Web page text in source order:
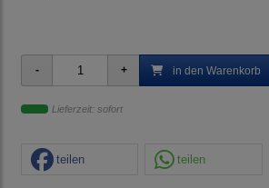
in den Warenkorb
Lieferzeit: sofort
teilen teilen